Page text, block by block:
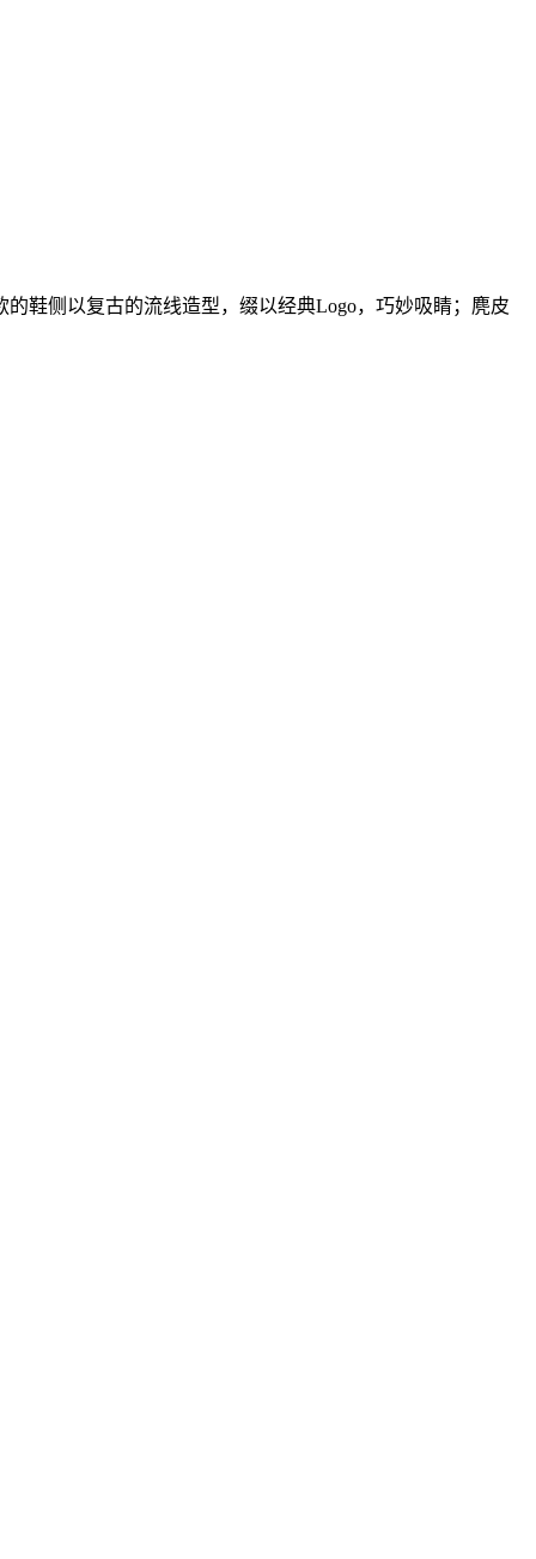
鞋侧以复古的流线造型，缀以经典Logo，巧妙吸睛；麂皮